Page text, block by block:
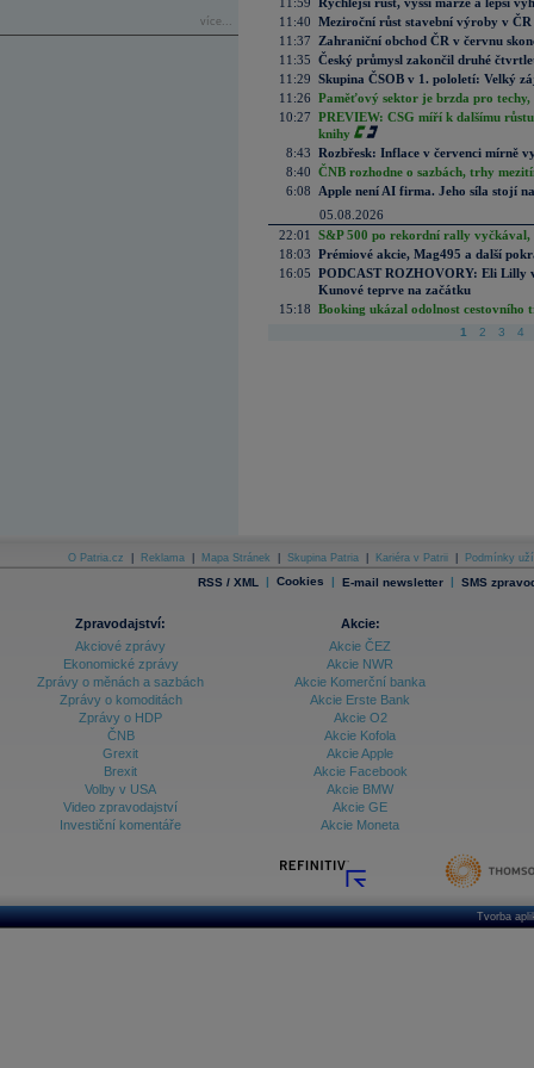
více...
11:40 Meziroční růst stavební výroby v
11:37
Zahraniční obchod ČR v červnu
11:35 Český průmysl zakončil druhé
11:29 Skupina ČSOB v 1. pololetí: Velký
11:26 Paměťový sektor je brzda pro techy,
10:27 PREVIEW: CSG míří k dalšímu
knihy
8:43 Rozbřesk: Inflace v červenci mírně
8:40 ČNB rozhodne o sazbách, trhy
6:08
Apple není AI firma. Jeho síla stojí
05.08.2026
22:01
S&P 500 po rekordní rally vyčkával,
18:03 Prémiové akcie, Mag495 a další
16:05 PODCAST ROZHOVORY: Eli Lilly
Kunové teprve na začátku
15:18 Booking ukázal odolnost cestovního
1 2 3 4
O Patria.cz Reklama Mapa Stránek Skupina Patria Kariéra v Patrii Podmínky
RSS / XML | Cookies | E-mail newsletter | SMS
Zpravodajství:
Akciové zprávy
Ekonomické zprávy
Zprávy o měnách a sazbách
Zprávy o komoditách
Zprávy o HDP
ČNB
Grexit
Brexit
Volby v USA
Video zpravodajství
Investiční komentáře
Akcie:
Akcie ČEZ
Akcie NWR
Akcie Komerční banka
Akcie Erste Bank
Akcie O2
Akcie Kofola
Akcie Apple
Akcie Facebook
Akcie BMW
Akcie GE
Akcie Moneta
Tvorba